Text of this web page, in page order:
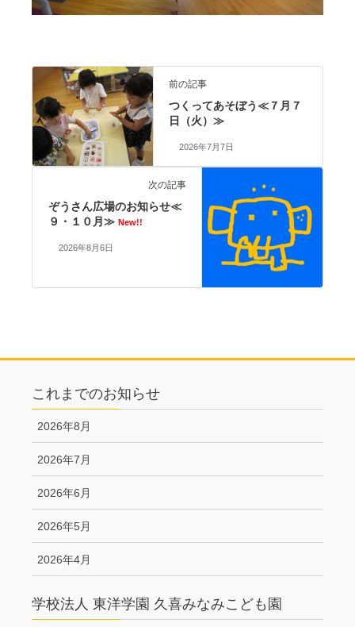
前の記事
つくってあそぼう≪７月７
日（火）≫
2026年7月7日
次の記事
ぞうさん広場のお知らせ≪
９・１０月≫ New!!
2026年8月6日
これまでのお知らせ
2026年8月
2026年7月
2026年6月
2026年5月
2026年4月
学校法人 東洋学園 久喜みなみこども園